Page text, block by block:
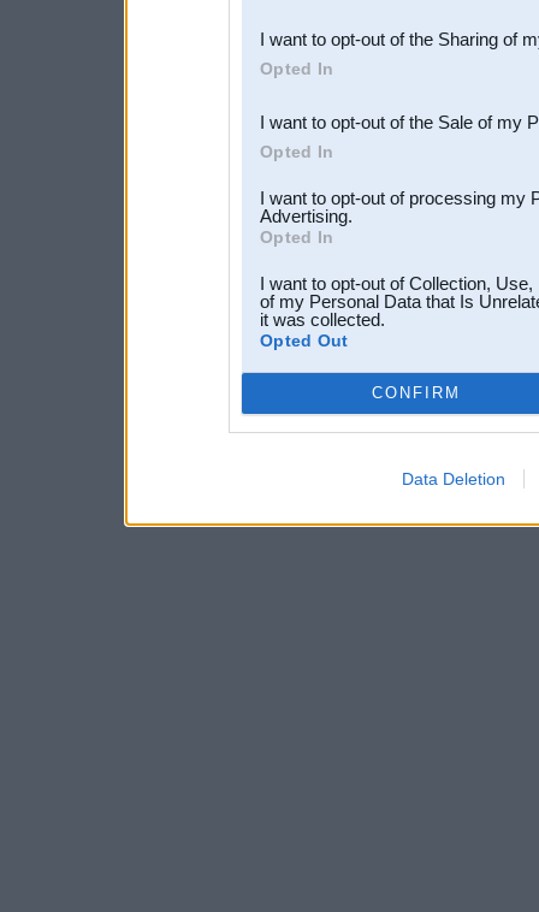
Downstream Participants
third parties.
I want to opt-out of the Sharing of
Opted In
I want to opt-out of the Sale of my
Opted In
I want to opt-out of processing my
Advertising.
Opted In
I want to opt-out of Collection,
of my Personal Data that Is
it was collected.
Opted Out
CONFIRM
Data Deletion